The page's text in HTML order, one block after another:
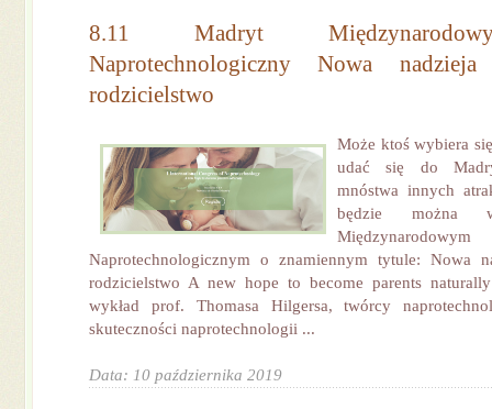
8.11 Madryt
Naprotechnologiczny Nowa
rodzicielstwo
Może ktoś wybiera
udać się do
mnóstwa innych
będzie można
Naprotechnologicznym o znamiennym tytule: Nowa
rodzicielstwo A new hope to become parents
wykład prof. Thomasa Hilgersa, twórcy
skuteczności naprotechnologii ...
Data: 10 października 2019